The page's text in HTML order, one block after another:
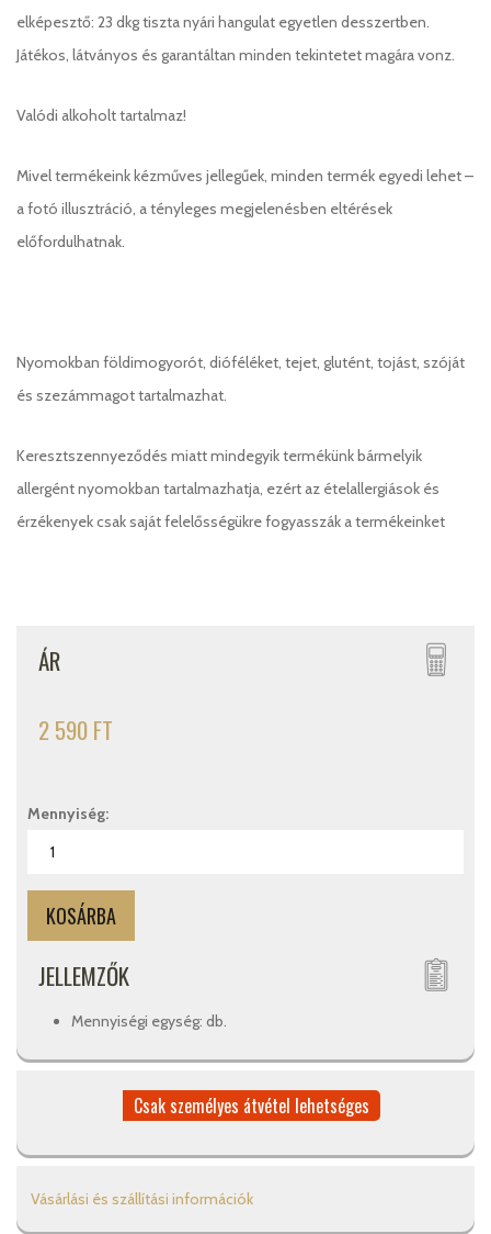
elképesztő: 23 dkg tiszta nyári hangulat egyetlen desszertben.
Játékos, látványos és garantáltan minden tekintetet magára vonz.
Valódi alkoholt tartalmaz!
Mivel termékeink kézműves jellegűek, minden termék egyedi lehet –
a fotó illusztráció, a tényleges megjelenésben eltérések
előfordulhatnak.
Nyomokban földimogyorót, dióféléket, tejet, glutént, tojást, szóját
és szezámmagot tartalmazhat.
Keresztszennyeződés miatt mindegyik termékünk bármelyik
allergént nyomokban tartalmazhatja, ezért az ételallergiások és
érzékenyek csak saját felelősségükre fogyasszák a termékeinket
ÁR
2 590 FT
Mennyiség:
JELLEMZŐK
Mennyiségi egység: db.
Csak személyes átvétel lehetséges
Vásárlási és szállítási információk